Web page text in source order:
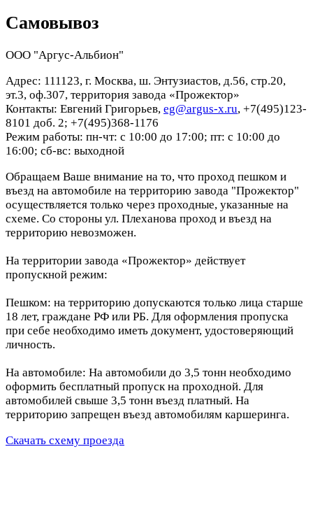
Самовывоз
ООО "Аргус-Альбион"
Адрес: 111123, г. Москва, ш. Энтузиастов, д.56, стр.20,
эт.3, оф.307, территория завода «Прожектор»
Контакты: Евгений Григорьев, eg@argus-x.ru, +7(495)123-
8101 доб. 2; +7(495)368-1176
Режим работы: пн-чт: с 10:00 до 17:00; пт: с 10:00 до
16:00; сб-вс: выходной
Обращаем Ваше внимание на то, что проход пешком и
въезд на автомобиле на территорию завода "Прожектор"
осуществляется только через проходные, указанные на
схеме. Со стороны ул. Плеханова проход и въезд на
территорию невозможен.
На территории завода «Прожектор» действует
пропускной режим:
Пешком: на территорию допускаются только лица старше
18 лет, граждане РФ или РБ. Для оформления пропуска
при себе необходимо иметь документ, удостоверяющий
личность.
На автомобиле: На автомобили до 3,5 тонн необходимо
оформить бесплатный пропуск на проходной. Для
автомобилей свыше 3,5 тонн въезд платный. На
территорию запрещен въезд автомобилям каршеринга.
Скачать схему проезда